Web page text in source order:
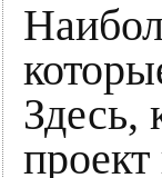
Здесь,